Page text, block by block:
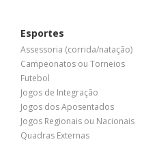
Esportes
Assessoria (corrida/natação)
Campeonatos ou Torneios
Futebol
Jogos de Integração
Jogos dos Aposentados
Jogos Regionais ou Nacionais
Quadras Externas